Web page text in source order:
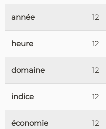
année 12
heure 12
domaine 12
indice 12
économie 12